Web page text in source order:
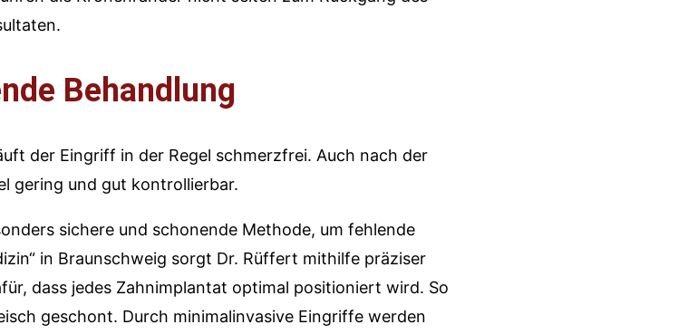
Behandlung
der Eingriff in der Regel schmerzfrei. Auch nach der
gering und gut kontrollierbar.
sichere und schonende Methode, um fehlende
in Braunschweig sorgt Dr. Rüffert mithilfe präziser
dass jedes Zahnimplantat optimal positioniert wird. So
geschont. Durch minimalinvasive Eingriffe werden